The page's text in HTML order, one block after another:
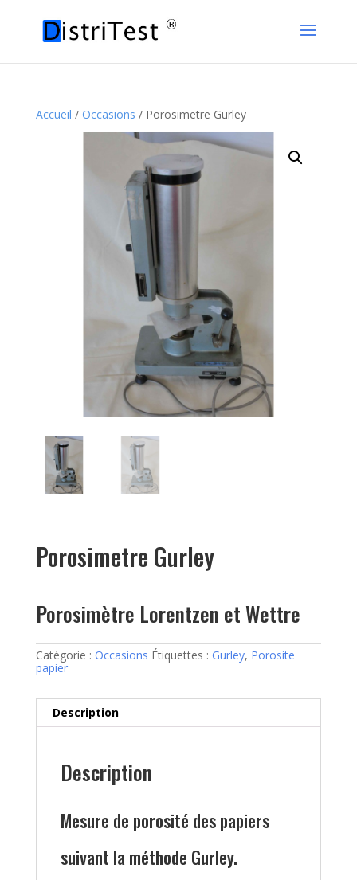
Accueil / Occasions / Porosimetre Gurley
Porosimetre Gurley
Porosimètre Lorentzen et Wettre
Catégorie : Occasions Étiquettes : Gurley, Porosite
papier
Description
Description
Mesure de porosité des papiers
suivant la méthode Gurley.